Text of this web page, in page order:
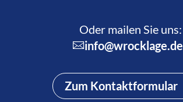
Oder mailen Sie uns:
info@wrocklage.de
Zum Kontaktformular